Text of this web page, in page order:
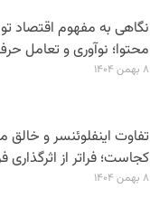
نگاهی به مفهوم اقتصاد
محتوا؛ نوآوری و تعامل
۸ بهمن ۱۴۰۴
تفاوت اینفلوئنسر و خالق
کجاست؛ فراتر از اثرگذاری
۸ بهمن ۱۴۰۴